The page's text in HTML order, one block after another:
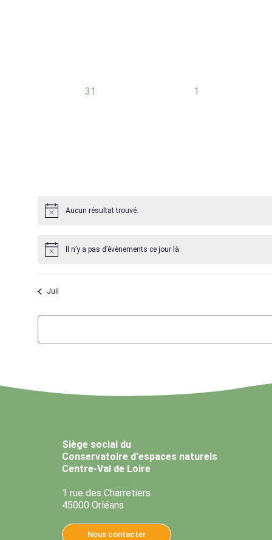
0
31
0
1
Aucun résultat trouvé.
Il n’y a pas d’évènements ce jour là.
Juil
Siège social du
Conservatoire d'espaces naturels
Centre-Val de Loire
1 rue des Charretiers
45000 Orléans
Nous contacter